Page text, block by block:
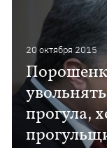
20 октября 2015
прогула,